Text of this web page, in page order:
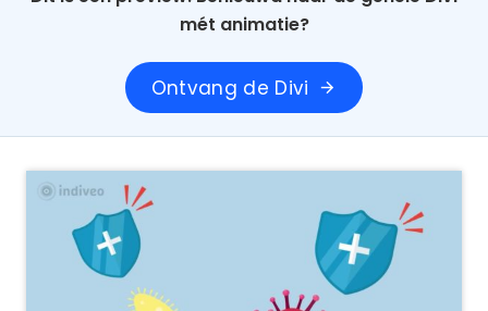
mét animatie?
Ontvang de Divi arrow_forward